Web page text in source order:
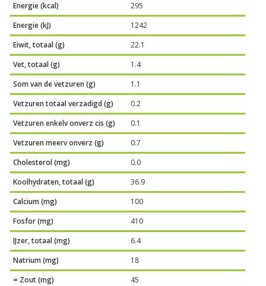
Energie (kcal)
295
Energie (kJ)
1242
Eiwit, totaal (g)
22.1
Vet, totaal (g)
1.4
Som van de vetzuren (g)
1.1
Vetzuren totaal verzadigd (g)
0.2
Vetzuren enkelv onverz cis (g)
0.1
Vetzuren meerv onverz (g)
0.7
Cholesterol (mg)
0.0
Koolhydraten, totaal (g)
36.9
Calcium (mg)
100
Fosfor (mg)
410
IJzer, totaal (mg)
6.4
Natrium (mg)
18
= Zout (mg)
45